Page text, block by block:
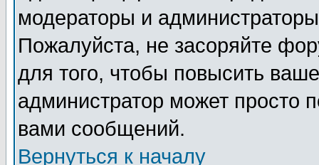
модераторы и
Пожалуйста, не засоряйте
для того, чтобы повысить
администратор может просто
вами сообщений.
Вернуться к началу